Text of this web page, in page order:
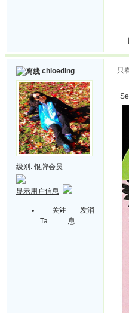
chloeding
级别: 银牌会员
显示用户信息
关注
Ta
发消
息
只